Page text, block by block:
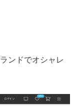
ンドでオシャレ